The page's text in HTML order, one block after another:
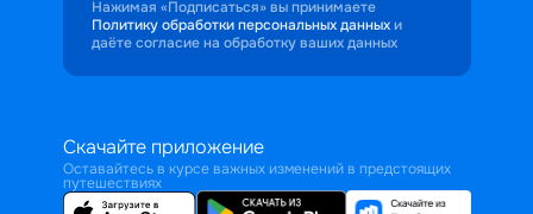
Нажимая «Подписаться» вы принимаете
Политику обработки персональных данных и
даёте согласие на обработку ваших данных
Скачайте приложение
Оставайтесь в курсе важных изменений в предстоящих
путешествиях